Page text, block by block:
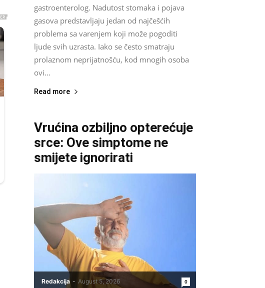
gastroenterolog. Nadutost stomaka i pojava
gasova predstavljaju jedan od najčešćih
problema sa varenjem koji može pogoditi
ljude svih uzrasta. Iako se često smatraju
prolaznom neprijatnošću, kod mnogih osoba
ovi...
Read more
Vrućina ozbiljno opterećuje
srce: Ove simptome ne
smijete ignorirati
Redakcija - August 5, 2026 0